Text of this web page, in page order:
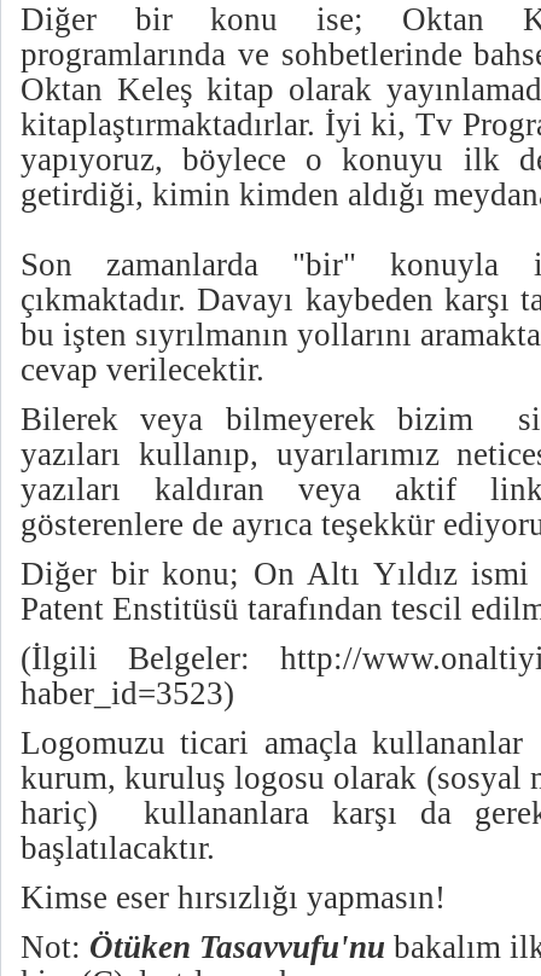
Diğer bir konu ise; Oktan
programlarında ve sohbetlerinde
Oktan Keleş kitap olarak
kitaplaştırmaktadırlar. İyi ki, Tv
yapıyoruz, böylece o konuyu ilk
getirdiği, kimin kimden aldığı
Son zamanlarda "bir" konuyla
çıkmaktadır. Davayı kaybeden
bu işten sıyrılmanın yollarını
cevap verilecektir.
Bilerek veya bilmeyerek bizim
yazıları kullanıp, uyarılarımız
yazıları kaldıran veya aktif
gösterenlere de ayrıca teşekkür
Diğer bir konu; On Altı Yıldız
Patent Enstitüsü tarafından tescil
(İlgili Belgeler: http://
haber_id=3523)
Logomuzu ticari amaçla
kurum, kuruluş logosu olarak (sosyal
hariç) kullananlara karşı da
başlatılacaktır.
Kimse eser hırsızlığı yapmasın!
Not: Ötüken Tasavvufu'nu bakalım